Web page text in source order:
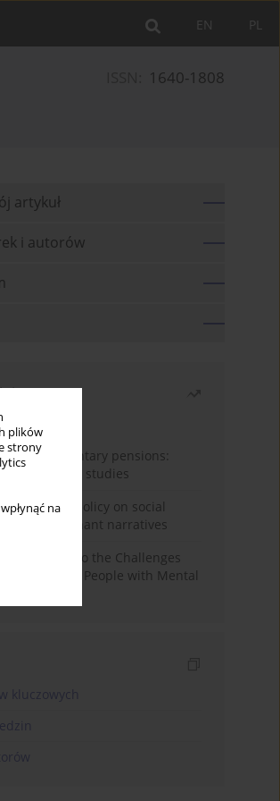
plików
strony
na
PL
EN
1640-1808
artykuł
i autorów
czytane
in voluntary pensions:
OECD case studies
climate policy on social
Dominant narratives
Insights into the Challenges
of Homeless People with Mental
kluczowych